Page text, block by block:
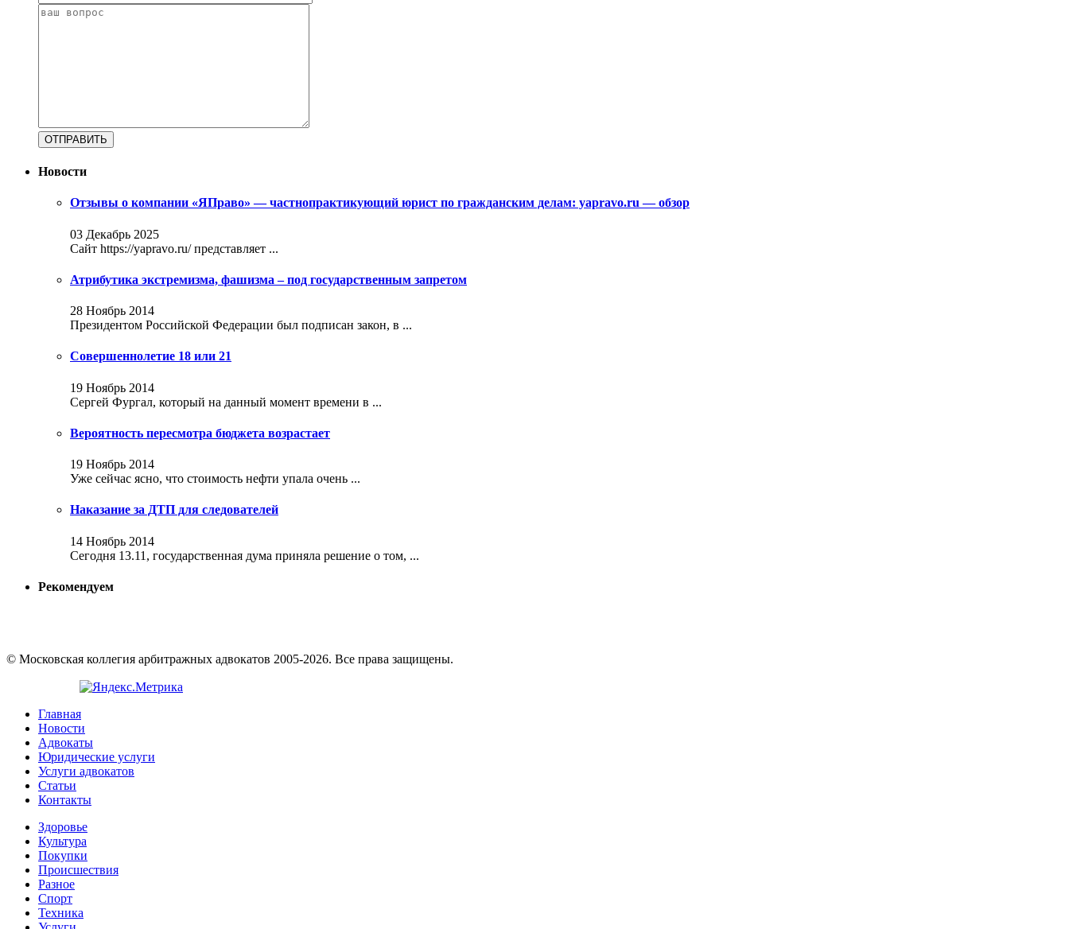
Новости
Отзывы о компании «ЯПраво» — частнопрактикующий юрист по гражданским делам: yapravo.ru — обзор
03 Декабрь 2025
Сайт https://yapravo.ru/ представляет ...
Атрибутика экстремизма, фашизма – под государственным запретом
28 Ноябрь 2014
Президентом Российской Федерации был подписан закон, в ...
Совершеннолетие 18 или 21
19 Ноябрь 2014
Сергей Фургал, который на данный момент времени в ...
Вероятность пересмотра бюджета возрастает
19 Ноябрь 2014
Уже сейчас ясно, что стоимость нефти упала очень ...
Наказание за ДТП для следователей
14 Ноябрь 2014
Сегодня 13.11, государственная дума приняла решение о том, ...
Рекомендуем
© Московская коллегия арбитражных адвокатов 2005-2026. Все права защищены.
Главная
Новости
Адвокаты
Юридические услуги
Услуги адвокатов
Статьи
Контакты
Здоровье
Культура
Покупки
Происшествия
Разное
Спорт
Техника